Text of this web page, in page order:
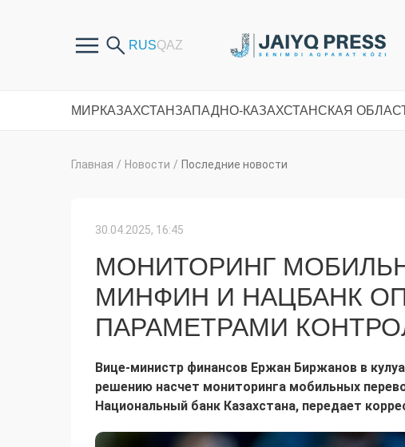
МИРКАЗАХСТАНЗАПАДНО-КАЗАХСТАНСКАЯ
Главная / Новости / Последние новости
30.04.2025, 16:45
МОНИТОРИНГ
МИНФИН И НАЦБАНК
ПАРАМЕТРАМИ
Вице-министр финансов Ержан Биржанов в
решению насчет мониторинга мобильных
Национальный банк Казахстана, передает